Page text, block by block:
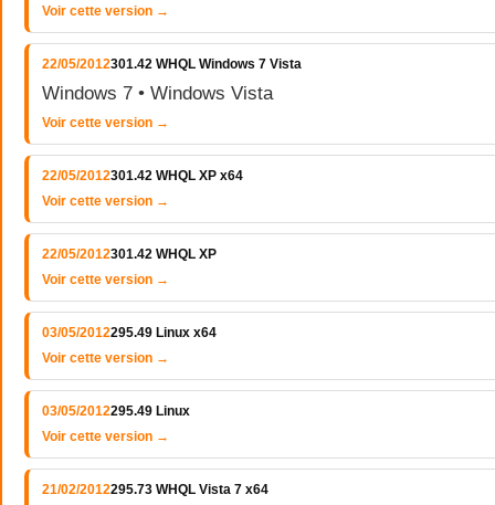
Voir cette version →
22/05/2012301.42 WHQL Windows 7 Vista
Windows 7 • Windows Vista
Voir cette version →
22/05/2012301.42 WHQL XP x64
Voir cette version →
22/05/2012301.42 WHQL XP
Voir cette version →
03/05/2012295.49 Linux x64
Voir cette version →
03/05/2012295.49 Linux
Voir cette version →
21/02/2012295.73 WHQL Vista 7 x64